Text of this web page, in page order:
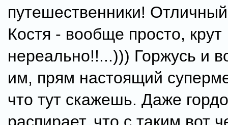
путешественники!
Костя - вообще просто, крут
нереально!!...))) Горжусь и
им, прям настоящий
что тут скажешь. Даже